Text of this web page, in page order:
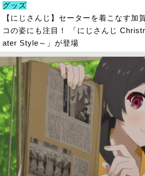
グッズ
【にじさんじ】セーターを着こなす加
コの姿にも注目！ 「にじさんじ
ater Style～」が登場